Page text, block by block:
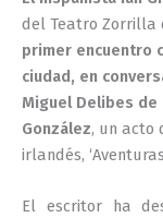
del Teatro Zorrilla
primer encuentro
ciudad, en
Miguel Delibes de
González, un acto
irlandés,
El escritor ha